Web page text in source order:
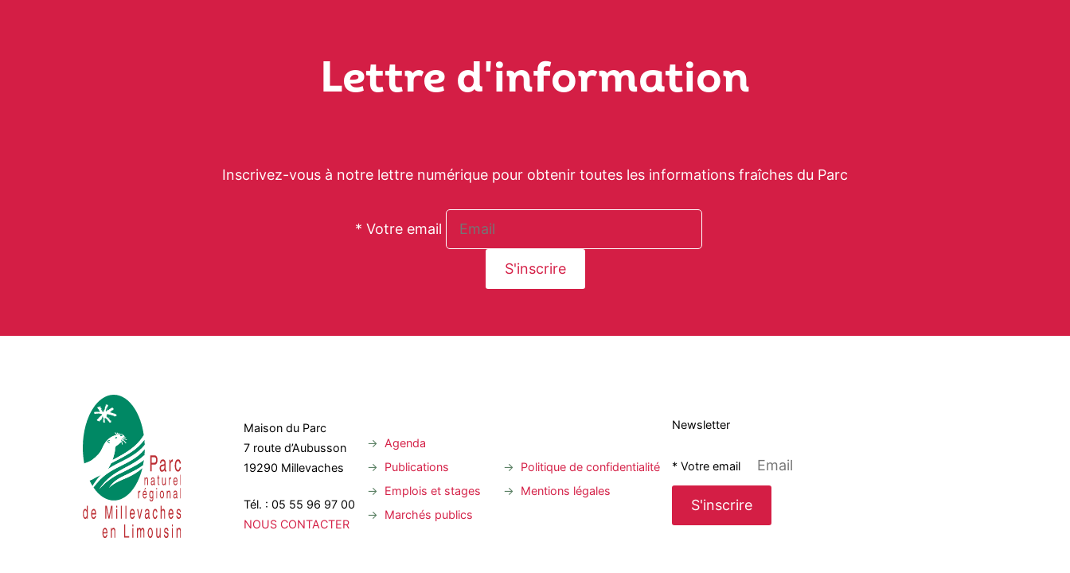
Lettre d'information
Inscrivez-vous à notre lettre numérique pour obtenir toutes les informations fraîches du Parc
* Votre email
Maison du Parc
7 route d’Aubusson
19290 Millevaches
Tél. : 05 55 96 97 00
NOUS CONTACTER
Agenda
Publications
Emplois et stages
Marchés publics
Politique de confidentialité
Mentions légales
Newsletter
* Votre email